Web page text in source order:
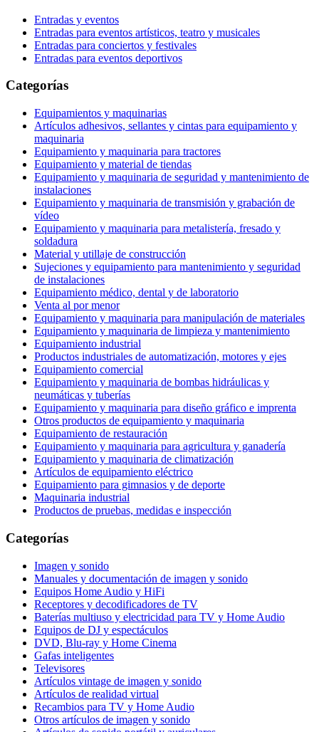
Entradas y eventos
Entradas para eventos artísticos, teatro y musicales
Entradas para conciertos y festivales
Entradas para eventos deportivos
Categorías
Equipamientos y maquinarias
Artículos adhesivos, sellantes y cintas para equipamiento y
maquinaria
Equipamiento y maquinaria para tractores
Equipamiento y material de tiendas
Equipamiento y maquinaria de seguridad y mantenimiento de
instalaciones
Equipamiento y maquinaria de transmisión y grabación de
vídeo
Equipamiento y maquinaria para metalistería, fresado y
soldadura
Material y utillaje de construcción
Sujeciones y equipamiento para mantenimiento y seguridad
de instalaciones
Equipamiento médico, dental y de laboratorio
Venta al por menor
Equipamiento y maquinaria para manipulación de materiales
Equipamiento y maquinaria de limpieza y mantenimiento
Equipamiento industrial
Productos industriales de automatización, motores y ejes
Equipamiento comercial
Equipamiento y maquinaria de bombas hidráulicas y
neumáticas y tuberías
Equipamiento y maquinaria para diseño gráfico e imprenta
Otros productos de equipamiento y maquinaria
Equipamiento de restauración
Equipamiento y maquinaria para agricultura y ganadería
Equipamiento y maquinaria de climatización
Artículos de equipamiento eléctrico
Equipamiento para gimnasios y de deporte
Maquinaria industrial
Productos de pruebas, medidas e inspección
Categorías
Imagen y sonido
Manuales y documentación de imagen y sonido
Equipos Home Audio y HiFi
Receptores y decodificadores de TV
Baterías multiuso y electricidad para TV y Home Audio
Equipos de DJ y espectáculos
DVD, Blu-ray y Home Cinema
Gafas inteligentes
Televisores
Artículos vintage de imagen y sonido
Artículos de realidad virtual
Recambios para TV y Home Audio
Otros artículos de imagen y sonido